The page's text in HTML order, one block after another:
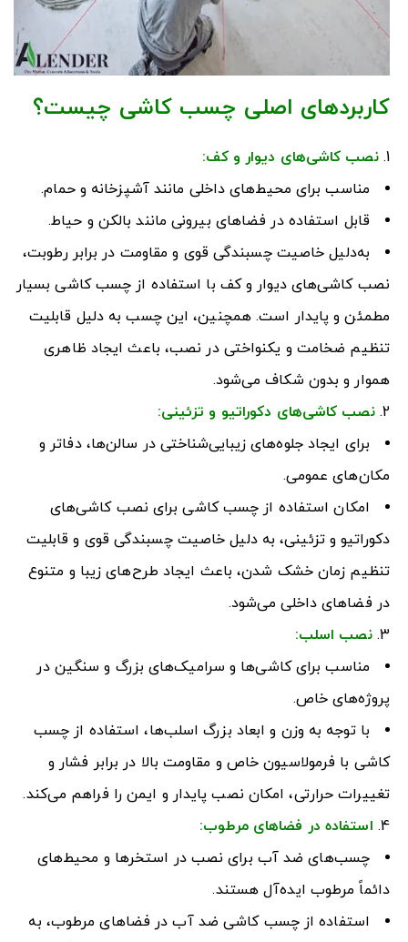
کاربردهای اصلی چسب کاشی چیست؟
نصب کاشی‌های دیوار و کف:
مناسب برای محیط‌های داخلی مانند آشپزخانه و حمام.
قابل استفاده در فضاهای بیرونی مانند بالکن و حیاط.
به‌دلیل خاصیت چسبندگی قوی و مقاومت در برابر رطوبت،
نصب کاشی‌های دیوار و کف با استفاده از چسب کاشی بسیار
مطمئن و پایدار است. همچنین، این چسب به دلیل قابلیت
تنظیم ضخامت و یکنواختی در نصب، باعث ایجاد ظاهری
هموار و بدون شکاف می‌شود.
نصب کاشی‌های دکوراتیو و تزئینی:
برای ایجاد جلوه‌های زیبایی‌شناختی در سالن‌ها، دفاتر و
مکان‌های عمومی.
امکان استفاده از چسب کاشی برای نصب کاشی‌های
دکوراتیو و تزئینی، به دلیل خاصیت چسبندگی قوی و قابلیت
تنظیم زمان خشک شدن، باعث ایجاد طرح‌های زیبا و متنوع
در فضاهای داخلی می‌شود.
نصب اسلب:
مناسب برای کاشی‌ها و سرامیک‌های بزرگ و سنگین در
پروژه‌های خاص.
با توجه به وزن و ابعاد بزرگ اسلب‌ها، استفاده از چسب
کاشی با فرمولاسیون خاص و مقاومت بالا در برابر فشار و
تغییرات حرارتی، امکان نصب پایدار و ایمن را فراهم می‌کند.
استفاده در فضاهای مرطوب:
چسب‌های ضد آب برای نصب در استخرها و محیط‌های
دائماً مرطوب ایده‌آل هستند.
استفاده از چسب کاشی ضد آب در فضاهای مرطوب، به